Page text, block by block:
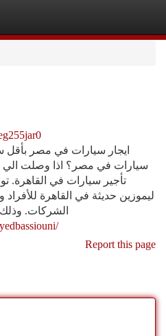
ايجار سيارات في مصر
سيارات في مصر؟ اذا وصلت الي
تأجير سيارات في القاهرة.
ليموزين حديثة في القاهرة
الشركات. وذلك
Report this page